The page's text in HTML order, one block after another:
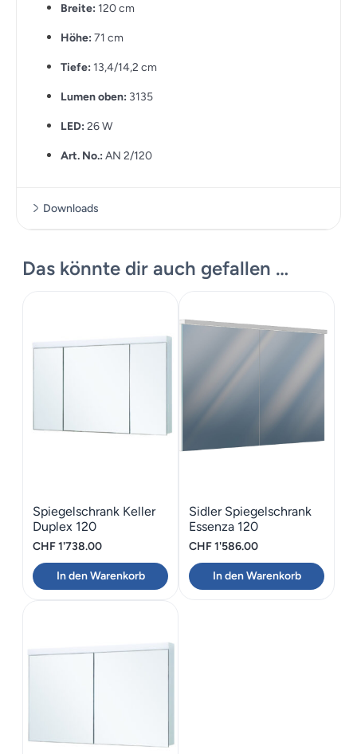
Breite: 120 cm
Höhe: 71 cm
Tiefe: 13,4/14,2 cm
Lumen oben: 3135
LED: 26 W
Art. No.: AN 2/120
Downloads
Das könnte dir auch gefallen …
Spiegelschrank Keller
Duplex 120
CHF1'738.00
In den Warenkorb
Sidler Spiegelschrank
Essenza 120
CHF1'586.00
In den Warenkorb